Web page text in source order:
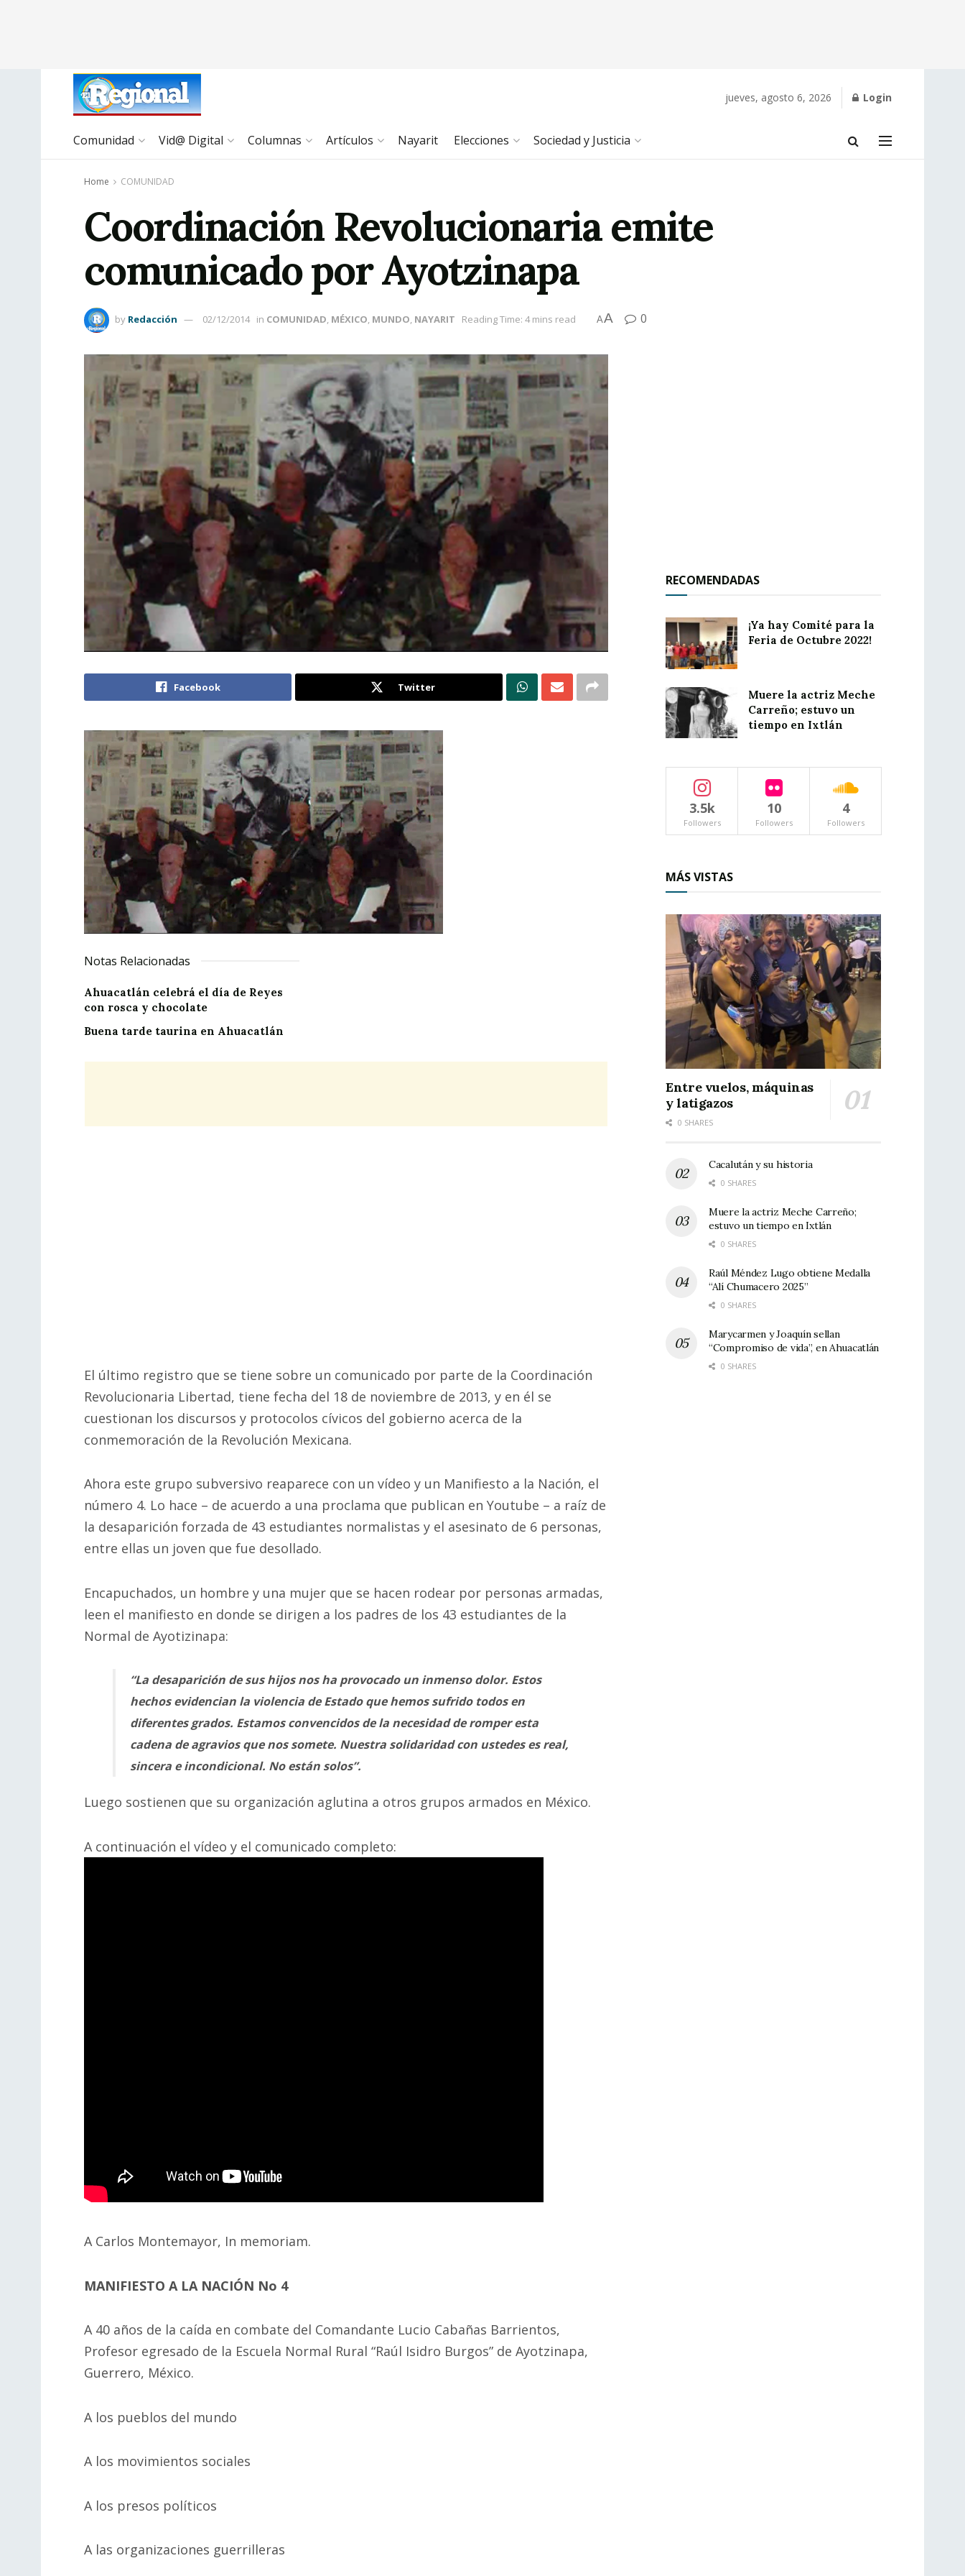
jueves, agosto 6, 2026 Login
Comunidad Vid@ Digital Columnas Artículos Nayarit Elecciones Sociedad y Justicia
Home COMUNIDAD
Coordinación Revolucionaria emite
comunicado por Ayotzinapa
by Redacción 02/12/2014 in COMUNIDAD, MÉXICO, MUNDO, NAYARIT Reading Time: 4 mins read AA 0
Facebook Twitter
Notas Relacionadas
Ahuacatlán celebrá el día de Reyes
con rosca y chocolate
Buena tarde taurina en Ahuacatlán
El último registro que se tiene sobre un comunicado por parte de la Coordinación
Revolucionaria Libertad, tiene fecha del 18 de noviembre de 2013, y en él se
cuestionan los discursos y protocolos cívicos del gobierno acerca de la
conmemoración de la Revolución Mexicana.
Ahora este grupo subversivo reaparece con un vídeo y un Manifiesto a la Nación, el
número 4. Lo hace – de acuerdo a una proclama que publican en Youtube – a raíz de
la desaparición forzada de 43 estudiantes normalistas y el asesinato de 6 personas,
entre ellas un joven que fue desollado.
Encapuchados, un hombre y una mujer que se hacen rodear por personas armadas,
leen el manifiesto en donde se dirigen a los padres de los 43 estudiantes de la
Normal de Ayotizinapa:
“La desaparición de sus hijos nos ha provocado un inmenso dolor. Estos
hechos evidencian la violencia de Estado que hemos sufrido todos en
diferentes grados. Estamos convencidos de la necesidad de romper esta
cadena de agravios que nos somete. Nuestra solidaridad con ustedes es real,
sincera e incondicional. No están solos”.
Luego sostienen que su organización aglutina a otros grupos armados en México.
A continuación el vídeo y el comunicado completo:
A Carlos Montemayor, In memoriam.
MANIFIESTO A LA NACIÓN No 4
A 40 años de la caída en combate del Comandante Lucio Cabañas Barrientos,
Profesor egresado de la Escuela Normal Rural “Raúl Isidro Burgos” de Ayotzinapa,
Guerrero, México.
A los pueblos del mundo
A los movimientos sociales
A los presos políticos
A las organizaciones guerrilleras
RECOMENDADAS
¡Ya hay Comité para la
Feria de Octubre 2022!
Muere la actriz Meche
Carreño; estuvo un
tiempo en Ixtlán
3.5k
Followers
10
Followers
4
Followers
MÁS VISTAS
Entre vuelos, máquinas
y latigazos
0 SHARES
Cacalután y su historia
0 SHARES
Muere la actriz Meche Carreño;
estuvo un tiempo en Ixtlán
0 SHARES
Raúl Méndez Lugo obtiene Medalla
“Alí Chumacero 2025”
0 SHARES
Marycarmen y Joaquín sellan
“Compromiso de vida”, en Ahuacatlán
0 SHARES